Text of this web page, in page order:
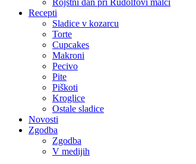
Rojstni dan pri Rudolfovi malci
Recepti
Sladice v kozarcu
Torte
Cupcakes
Makroni
Pecivo
Pite
Piškoti
Kroglice
Ostale sladice
Novosti
Zgodba
Zgodba
V medijih